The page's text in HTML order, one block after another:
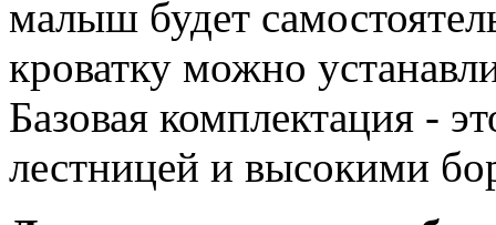
малыш будет
кроватку можно
Базовая комплектация -
лестницей и высокими